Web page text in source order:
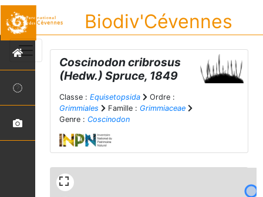
Biodiv'Cévennes
Coscinodon cribrosus
(Hedw.) Spruce, 1849
Classe : Equisetopsida
Ordre :
Grimmiales
Famille : Grimmiaceae
Genre : Coscinodon